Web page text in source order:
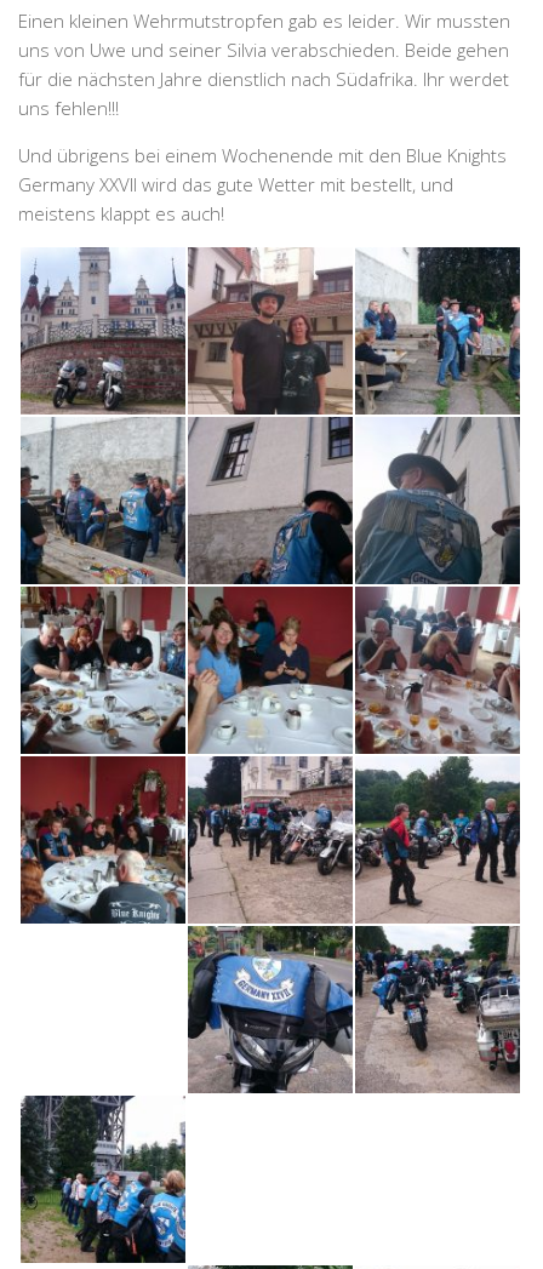
Einen kleinen Wehrmutstropfen gab es leider. Wir mussten
uns von Uwe und seiner Silvia verabschieden. Beide gehen
für die nächsten Jahre dienstlich nach Südafrika. Ihr werdet
uns fehlen!!!
Und übrigens bei einem Wochenende mit den Blue Knights
Germany XXVII wird das gute Wetter mit bestellt, und
meistens klappt es auch!